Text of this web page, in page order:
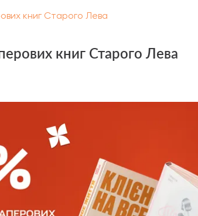
книг Старого Лева
книг Старого Лева